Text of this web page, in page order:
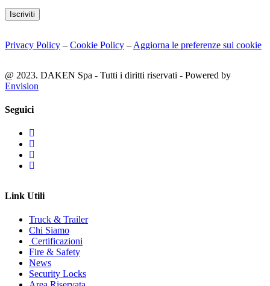
Iscriviti
Privacy Policy – Cookie Policy – Aggiorna le preferenze sui cookie
@ 2023. DAKEN Spa - Tutti i diritti riservati - Powered by
Envision
Seguici
Link Utili
Truck & Trailer
Chi Siamo
Certificazioni
Fire & Safety
News
Security Locks